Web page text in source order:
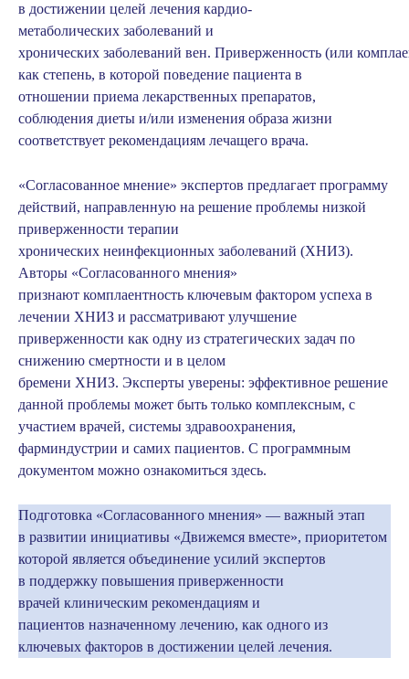
в достижении целей лечения кардио-
метаболических заболеваний и
хронических заболеваний вен. Приверженность (или
как степень, в которой поведение пациента в
отношении приема лекарственных препаратов,
соблюдения диеты и/или изменения образа жизни
соответствует рекомендациям лечащего врача.
«Согласованное мнение» экспертов предлагает программу
действий, направленную на решение проблемы низкой
приверженности терапии
хронических неинфекционных заболеваний (ХНИЗ).
Авторы «Согласованного мнения»
признают комплаентность ключевым фактором успеха в
лечении ХНИЗ и рассматривают улучшение
приверженности как одну из стратегических задач по
снижению смертности и в целом
бремени ХНИЗ. Эксперты уверены: эффективное решение
данной проблемы может быть только комплексным, с
участием врачей, системы здравоохранения,
фарминдустрии и самих пациентов. С программным
документом можно ознакомиться здесь.
Подготовка «Согласованного мнения» — важный этап
в развитии инициативы «Движемся вместе», приоритетом
которой является объединение усилий экспертов
в поддержку повышения приверженности
врачей клиническим рекомендациям и
пациентов назначенному лечению, как одного из
ключевых факторов в достижении целей лечения.